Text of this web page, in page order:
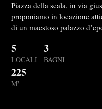
Piazza della scala, in via
proponiamo in locazione
di un maestoso palazzo
5
LOCALI
3
BAGNI
225
M²